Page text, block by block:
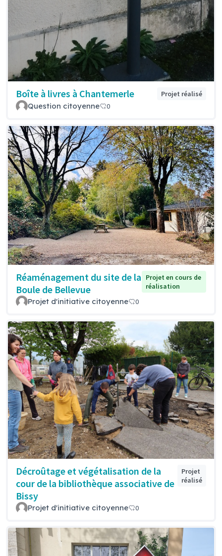
Boîte à livres à Chantemerle Projet réalisé
Question citoyenne 0
Réaménagement du site de la
Boule de Bellevue
Projet en cours de
réalisation
Projet d'initiative citoyenne 0
Décroûtage et végétalisation de la
cour de la bibliothèque associative de
Bissy
Projet
réalisé
Projet d'initiative citoyenne 0